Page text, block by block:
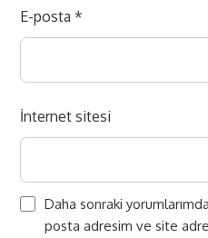
E-posta*
İnternet sitesi
Daha sonraki
posta adresim ve site